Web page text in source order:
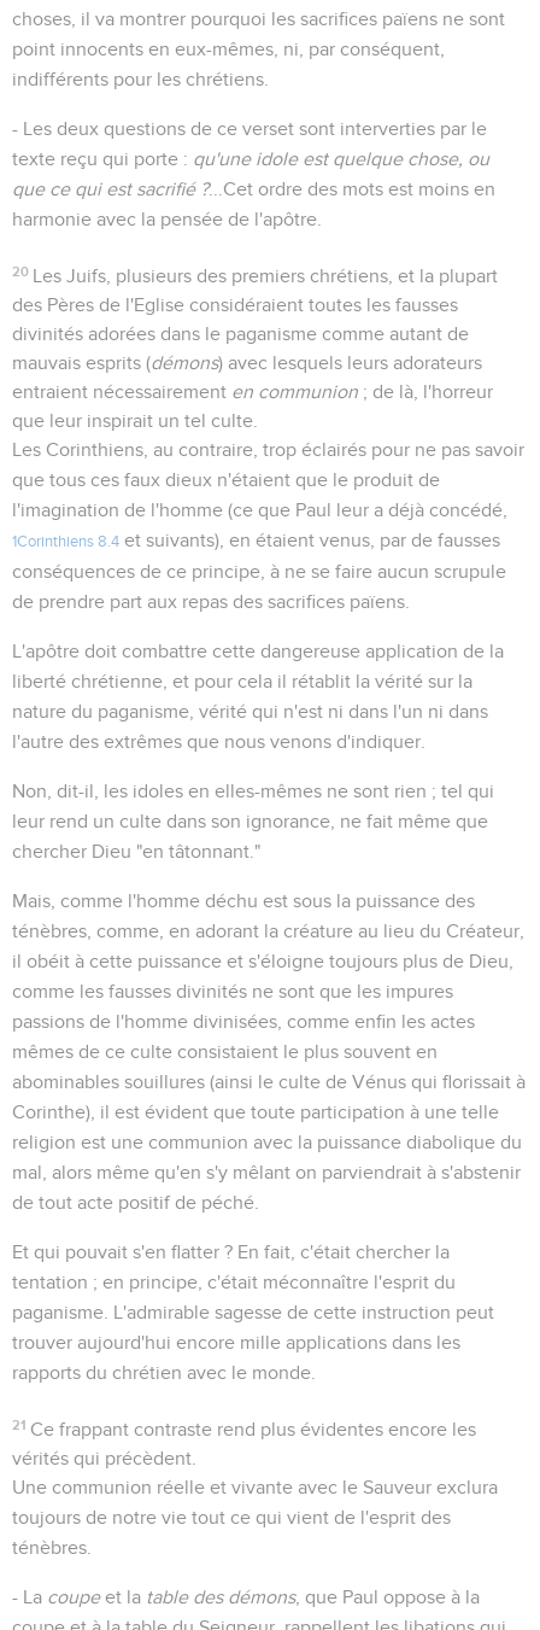
choses, il va montrer pourquoi les sacrifices païens ne sont
point innocents en eux-mêmes, ni, par conséquent,
indifférents pour les chrétiens.
- Les deux questions de ce verset sont interverties par le
texte reçu qui porte : qu'une idole est quelque chose, ou
que ce qui est sacrifié ?...Cet ordre des mots est moins en
harmonie avec la pensée de l'apôtre.
20 Les Juifs, plusieurs des premiers chrétiens, et la plupart
des Pères de l'Eglise considéraient toutes les fausses
divinités adorées dans le paganisme comme autant de
mauvais esprits (démons) avec lesquels leurs adorateurs
entraient nécessairement en communion ; de là, l'horreur
que leur inspirait un tel culte.
Les Corinthiens, au contraire, trop éclairés pour ne pas savoir
que tous ces faux dieux n'étaient que le produit de
l'imagination de l'homme (ce que Paul leur a déjà concédé,
1Corinthiens 8.4 et suivants), en étaient venus, par de fausses
conséquences de ce principe, à ne se faire aucun scrupule
de prendre part aux repas des sacrifices païens.
L'apôtre doit combattre cette dangereuse application de la
liberté chrétienne, et pour cela il rétablit la vérité sur la
nature du paganisme, vérité qui n'est ni dans l'un ni dans
l'autre des extrêmes que nous venons d'indiquer.
Non, dit-il, les idoles en elles-mêmes ne sont rien ; tel qui
leur rend un culte dans son ignorance, ne fait même que
chercher Dieu "en tâtonnant."
Mais, comme l'homme déchu est sous la puissance des
ténèbres, comme, en adorant la créature au lieu du Créateur,
il obéit à cette puissance et s'éloigne toujours plus de Dieu,
comme les fausses divinités ne sont que les impures
passions de l'homme divinisées, comme enfin les actes
mêmes de ce culte consistaient le plus souvent en
abominables souillures (ainsi le culte de Vénus qui florissait à
Corinthe), il est évident que toute participation à une telle
religion est une communion avec la puissance diabolique du
mal, alors même qu'en s'y mêlant on parviendrait à s'abstenir
de tout acte positif de péché.
Et qui pouvait s'en flatter ? En fait, c'était chercher la
tentation ; en principe, c'était méconnaître l'esprit du
paganisme. L'admirable sagesse de cette instruction peut
trouver aujourd'hui encore mille applications dans les
rapports du chrétien avec le monde.
21 Ce frappant contraste rend plus évidentes encore les
vérités qui précèdent.
Une communion réelle et vivante avec le Sauveur exclura
toujours de notre vie tout ce qui vient de l'esprit des
ténèbres.
- La coupeet la table des démons, que Paul oppose à la